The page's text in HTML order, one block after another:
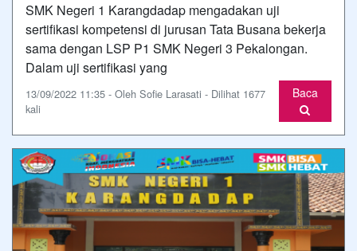
SMK Negeri 1 Karangdadap mengadakan uji
sertifikasi kompetensi di jurusan Tata Busana bekerja
sama dengan LSP P1 SMK Negeri 3 Pekalongan.
Dalam uji sertifikasi yang
13/09/2022 11:35 - Oleh Sofie Larasati - Dilihat 1677
kali
Baca